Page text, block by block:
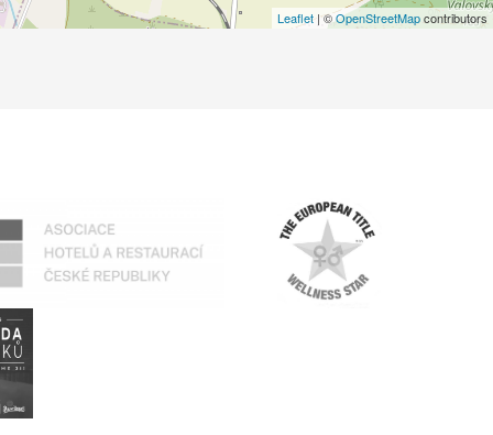
Leaflet| ©OpenStreetMapcontributors